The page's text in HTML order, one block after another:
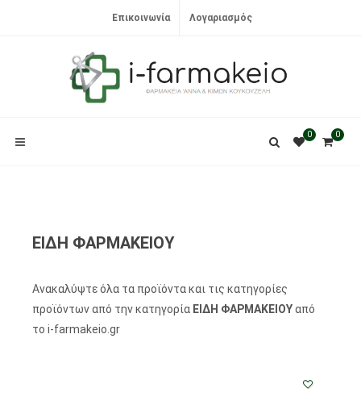
Επικοινωνία Λογαριασμός
0
0
ΕΙΔΗ ΦΑΡΜΑΚΕΙΟΥ
Ανακαλύψτε όλα τα προϊόντα και τις κατηγορίες
προϊόντων από την κατηγορία ΕΙΔΗ ΦΑΡΜΑΚΕΙΟΥαπό
το i-farmakeio.gr